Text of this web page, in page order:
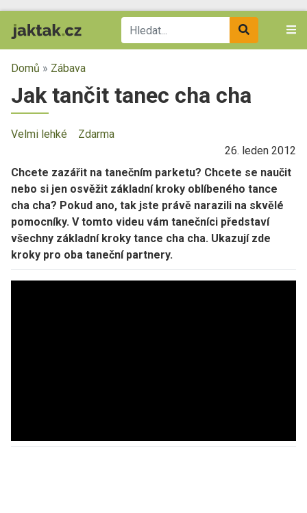
Domů » Zábava
Jak tančit tanec cha cha
Velmi lehké
Zdarma
26. leden 2012
Chcete zazářit na tanečním parketu? Chcete se naučit
nebo si jen osvěžit základní kroky oblíbeného tance
cha cha? Pokud ano, tak jste právě narazili na skvělé
pomocníky. V tomto videu vám tanečníci představí
všechny základní kroky tance cha cha. Ukazují zde
kroky pro oba taneční partnery.